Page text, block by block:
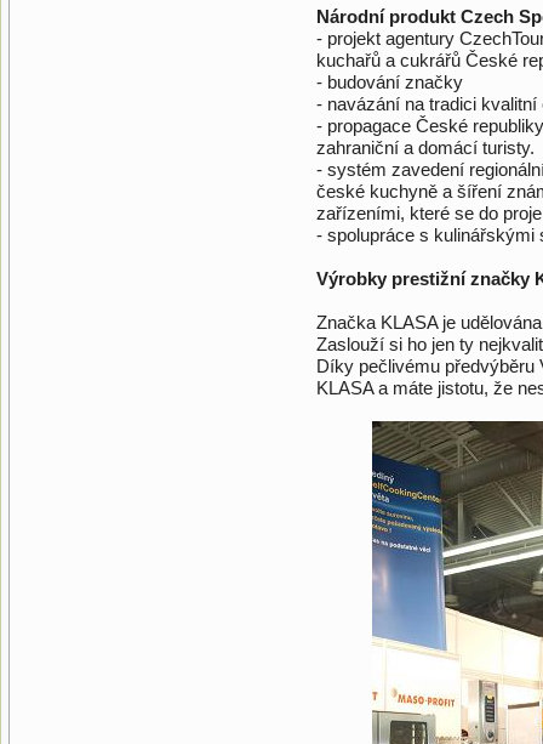
Národní produkt Czech
- projekt agentury
kuchařů a cukrářů České
- budování značky
- navázání na tradici
- propagace České
zahraniční a domácí turisty.
- systém zavedení
české kuchyně a šíření
zařízeními, které se do
- spolupráce s kulinářskými
Výrobky prestižní značky
Značka KLASA je
Zaslouží si ho jen ty
Díky pečlivému předvýběru
KLASA a máte jistotu, že